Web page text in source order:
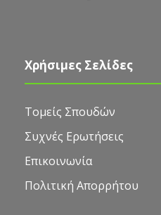
Χρήσιμες Σελίδες
Τομείς Σπουδών
Συχνές Ερωτήσεις
Επικοινωνία
Πολιτική Απορρήτου